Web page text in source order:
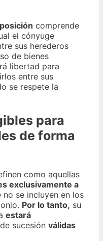
comprende
el cónyuge
sus herederos
de bienes
libertad para
entre sus
se respete la
para
de forma
como aquellas
exclusivamente a
no se incluyen en los
Por lo tanto, su
estará
sucesión válidas